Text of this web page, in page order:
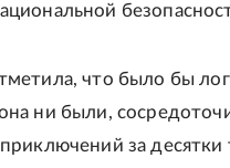
что было бы
ни были,
за